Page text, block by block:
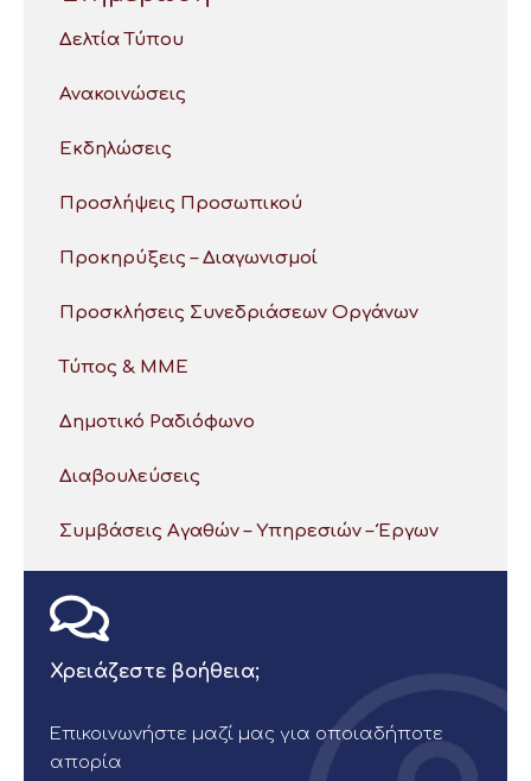
Δελτία Τύπου
Ανακοινώσεις
Εκδηλώσεις
Προσλήψεις Προσωπικού
Προκηρύξεις – Διαγωνισμοί
Προσκλήσεις Συνεδριάσεων Οργάνων
Τύπος & ΜΜΕ
Δημοτικό Ραδιόφωνο
Διαβουλεύσεις
Συμβάσεις Αγαθών – Υπηρεσιών – Έργων
Χρειάζεστε βοήθεια;
Επικοινωνήστε μαζί μας για οποιαδήποτε
απορία